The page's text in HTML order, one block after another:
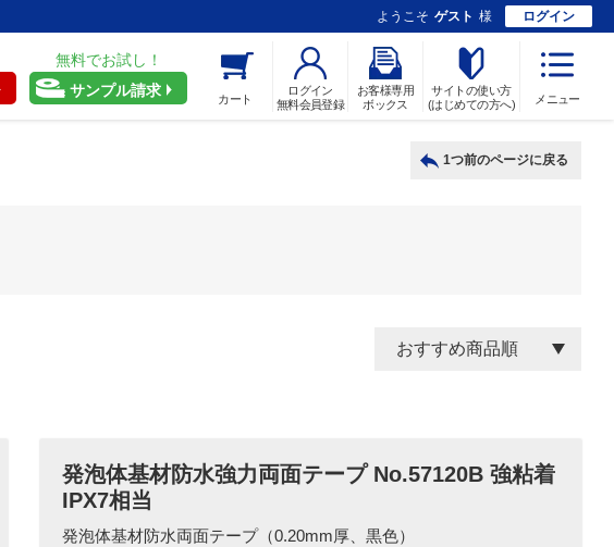
無料でお試し！
サンプル請求
カート
ログイン
無料会員登録
お客様専用
ボックス
サイトの使い方
(はじめての方へ)
メニュー
ようこそ ゲスト 様 ログイン
1つ前のページに戻る
発泡体基材防水強力両面テープ No.57120B 強粘着
IPX7相当
発泡体基材防水両面テープ（0.20mm厚、黒色）